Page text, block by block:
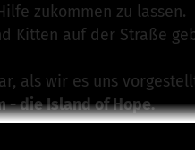
zukommen zu lassen.
Kitten auf der Straße
als wir es uns
- die Island of Hope.
Ort für Straßentiere.